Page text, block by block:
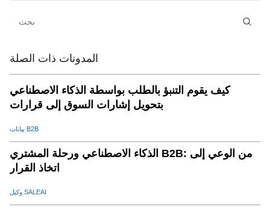
المدونات ذات الصلة
كيف يقوم التنبؤ بالطلب بواسطة الذكاء الاصطناعي
بتحويل إشارات السوق إلى قرارات
بيانات B2B
الذكاء الاصطناعي ورحلة المشتري B2B: من الوعي إلى
اتخاذ القرار
وكيل SALEAI